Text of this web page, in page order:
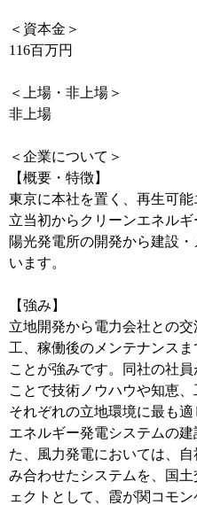
＜資本金＞
116百万円
＜上場・非上場＞
非上場
＜企業について＞
【概要・特徴】
東京に本社を置く、再生可
立当初からクリーンエネル
陽光発電所の開発から建設
います。
【強み】
立地開発から電力会社との
工、稼働後のメンテナンス
ことが強みです。同社の社
ことで技術ノウハウや知恵
それぞれの立地環境に最も
エネルギー発電システムの
た、風力発電においては、
み合わせたシステムを、国
ェクトとして、霞が関コモ